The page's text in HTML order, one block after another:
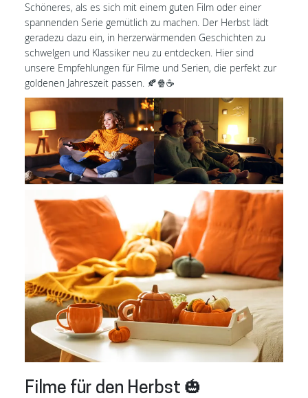
Schöneres, als es sich mit einem guten Film oder einer
spannenden Serie gemütlich zu machen. Der Herbst lädt
geradezu dazu ein, in herzerwärmenden Geschichten zu
schwelgen und Klassiker neu zu entdecken. Hier sind
unsere Empfehlungen für Filme und Serien, die perfekt zur
goldenen Jahreszeit passen. 🍂🍿☕️
Filme für den Herbst 🎃